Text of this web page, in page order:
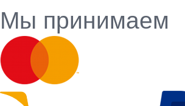
Мы принимаем